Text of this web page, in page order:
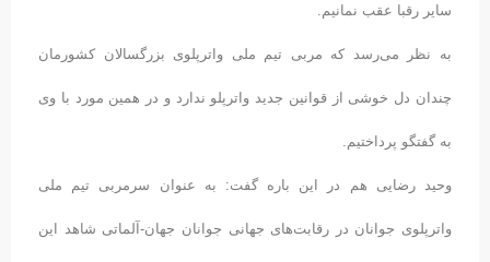
سایر رقبا عقب نمانیم.
به نظر می‌رسد که مربی تیم ملی واترپلوی بزرگسالان کشورمان
چندان دل خوشی از قوانین جدید واترپلو ندارد و در همین مورد با وی
به گفتگو پرداختیم.
وحید رضایی هم در این باره گفت: به عنوان سرمربی تیم ملی
واترپلوی جوانان در رقابت‌های جهانی جوانان جهان-آلماتی شاهد این